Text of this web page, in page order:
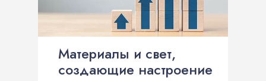
Материалы и свет,
создающие настроение